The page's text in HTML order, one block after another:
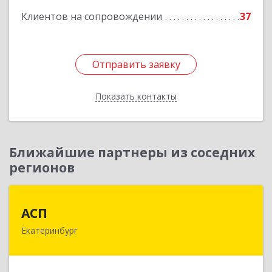
Клиентов на сопровождении 37
Отправить заявку
Показать контакты
Отправить заявку
Назад
Ближайшие партнеры из соседних
регионов
АСП
Екатеринбург
620075, Свердловская обл, Екатеринбург г,